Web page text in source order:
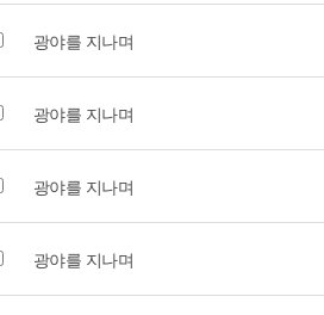
광야를 지나며
광야를 지나며
광야를 지나며
광야를 지나며